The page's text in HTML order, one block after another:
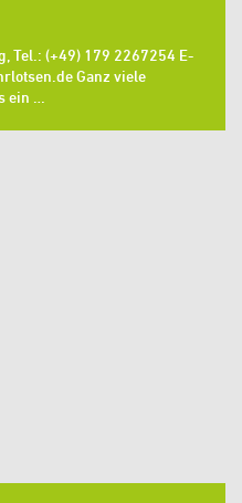
Tel.: (+49) 179 2267254 E-
Ganz viele
ein …